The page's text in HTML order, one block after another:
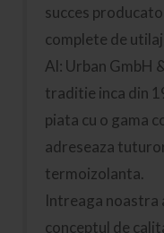
succes
complete de
Al: Urban GmbH
traditie inca din
piata cu o gama
adreseaza
termoizolanta.
Intreaga noastra
conceptul de